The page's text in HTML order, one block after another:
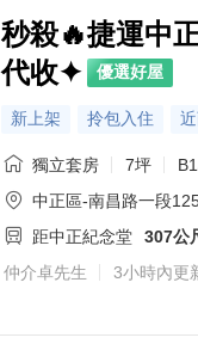
秒殺🔥捷運中
代收✦
優選好屋
新上架 拎包入住
獨立套房 7坪
中正區-南昌路一段
距中正紀念堂
307公
仲介卓先生
3小時內更